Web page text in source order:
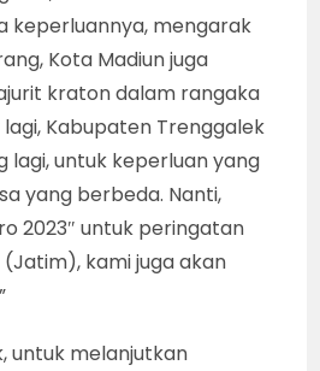
keperluannya, mengarak
Kota Madiun juga
kraton dalam rangaka
Kabupaten Trenggalek
lagi, untuk keperluan yang
yang berbeda. Nanti,
2023″ untuk peringatan
kami juga akan
untuk melanjutkan